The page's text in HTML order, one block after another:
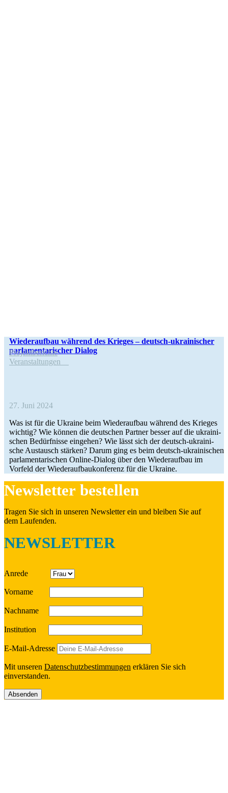
Wie­der­auf­bau während des Krieges – deutsch-ukrai­­ni­­scher
par­la­men­ta­ri­scher Dialog
Pro­jekt­be­richte
Ver­an­stal­tun­gen
27. Juni 2024
Was ist für die Ukraine beim Wie­der­auf­bau während des Krieges
wichtig? Wie können die deut­schen Partner besser auf die ukrai­ni­
schen Bedürf­nisse ein­ge­hen? Wie lässt sich der deutsch-ukrai­­ni­­
sche Aus­tausch stärken? Darum ging es beim deutsch-ukrai­­ni­­schen
par­la­men­ta­ri­schen Online-Dialog über den Wie­der­auf­bau im
Vorfeld der Wie­der­auf­bau­kon­fe­renz für die Ukraine.
News­let­ter bestellen
Tragen Sie sich in unseren News­let­ter ein und bleiben Sie auf
dem Laufenden.
NEWSLETTER
Anrede
Vorname
Nach­name
Insti­tu­tion
E‑Mail-Adresse
Mit unseren Daten­schutz­be­stim­mun­gen erklä­ren Sie sich
einverstanden.